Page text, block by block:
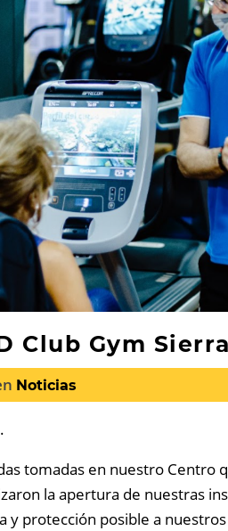
Club Gym Sierra
Noticias
tomadas en nuestro Centro
la apertura de nuestras
y protección posible a